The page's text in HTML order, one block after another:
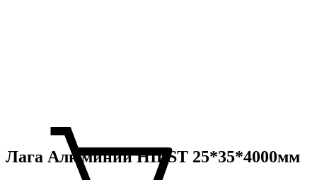
Лага Алюминий HILST 25*35*4000мм